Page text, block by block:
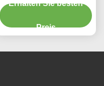
Batterie
Erhalten Sie besten
Preis